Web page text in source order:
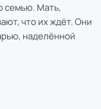
семью. Мать,
что их ждёт. Они
наделённой